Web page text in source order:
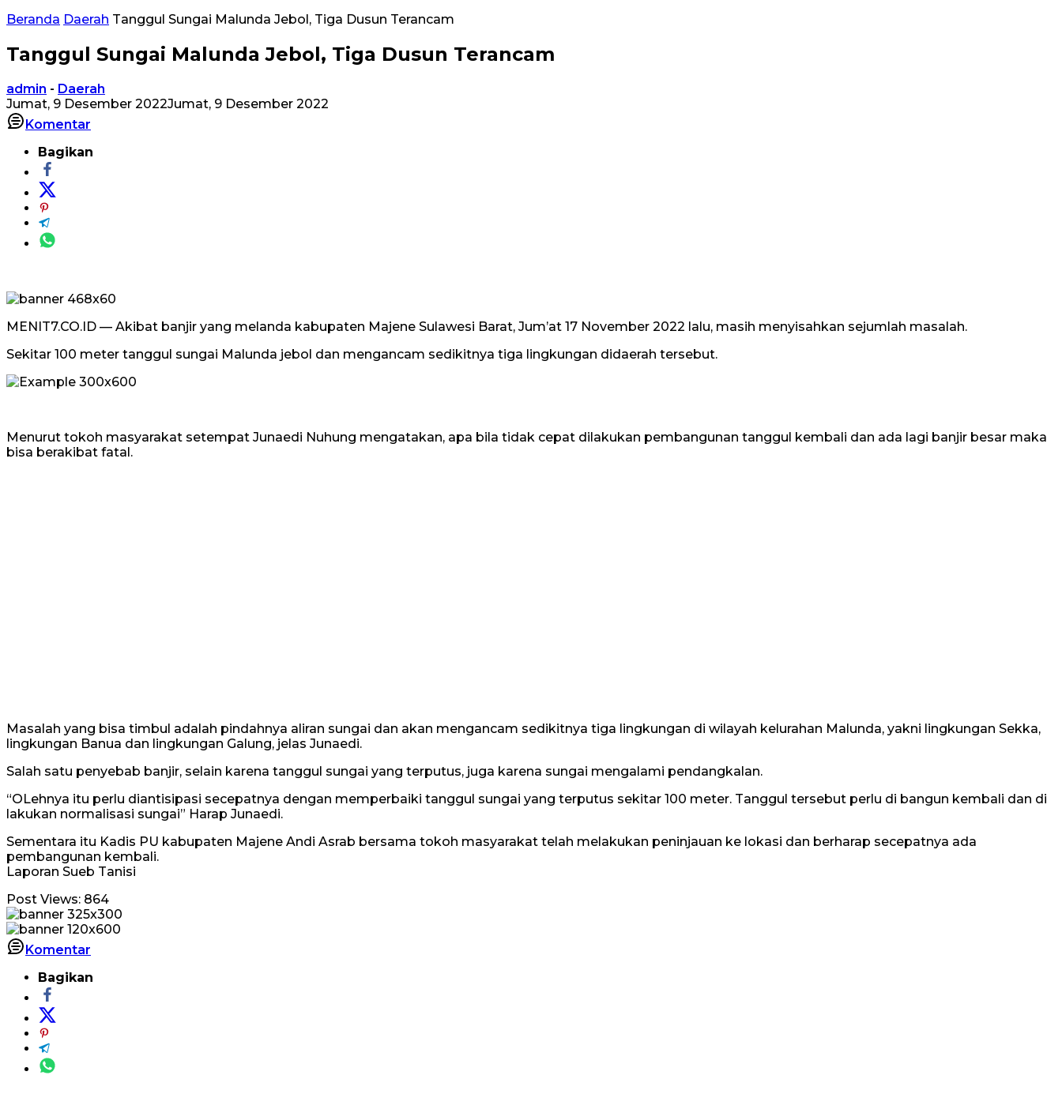
Beranda Daerah Tanggul Sungai Malunda Jebol, Tiga Dusun Terancam
Tanggul Sungai Malunda Jebol, Tiga Dusun Terancam
admin - Daerah
Jumat, 9 Desember 2022Jumat, 9 Desember 2022
Komentar
Bagikan
MENIT7.CO.ID — Akibat banjir yang melanda kabupaten Majene Sulawesi Barat, Jum’at 17 November 2022 lalu, masih menyisahkan sejumlah masalah.
Sekitar 100 meter tanggul sungai Malunda jebol dan mengancam sedikitnya tiga lingkungan didaerah tersebut.
Menurut tokoh masyarakat setempat Junaedi Nuhung mengatakan, apa bila tidak cepat dilakukan pembangunan tanggul kembali dan ada lagi banjir besar maka
bisa berakibat fatal.
Masalah yang bisa timbul adalah pindahnya aliran sungai dan akan mengancam sedikitnya tiga lingkungan di wilayah kelurahan Malunda, yakni lingkungan Sekka,
lingkungan Banua dan lingkungan Galung, jelas Junaedi.
Salah satu penyebab banjir, selain karena tanggul sungai yang terputus, juga karena sungai mengalami pendangkalan.
“OLehnya itu perlu diantisipasi secepatnya dengan memperbaiki tanggul sungai yang terputus sekitar 100 meter. Tanggul tersebut perlu di bangun kembali dan di
lakukan normalisasi sungai” Harap Junaedi.
Sementara itu Kadis PU kabupaten Majene Andi Asrab bersama tokoh masyarakat telah melakukan peninjauan ke lokasi dan berharap secepatnya ada
pembangunan kembali.
Laporan Sueb Tanisi
Post Views: 864
Komentar
Bagikan